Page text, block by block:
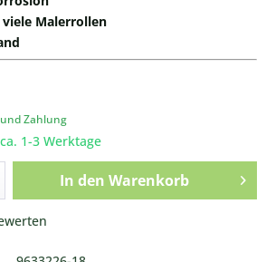
Malerrollen
Zahlung
1-3 Werktage
In den Warenkorb